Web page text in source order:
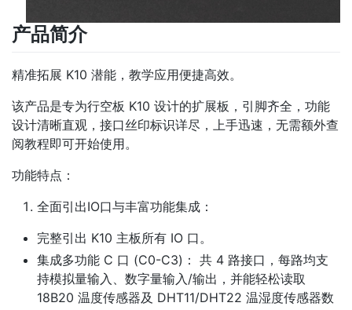
产品简介
精准拓展 K10 潜能，教学应用便捷高效。
该产品是专为行空板 K10 设计的扩展板，引脚齐全，功能
设计清晰直观，接口丝印标识详尽，上手迅速，无需额外查
阅教程即可开始使用。
功能特点：
全面引出IO口与丰富功能集成：​
完整引出 K10 主板所有 IO 口。
集成多功能 C 口 (C0-C3)：​ 共 4 路接口，每路均支
持模拟量输入、数字量输入/输出，并能轻松读取
18B20 温度传感器及 DHT11/DHT22 温湿度传感器数